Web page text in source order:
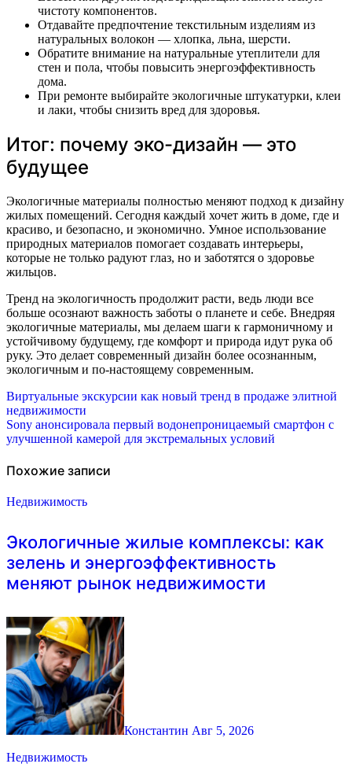
чистоту компонентов.
Отдавайте предпочтение текстильным изделиям из
натуральных волокон — хлопка, льна, шерсти.
Обратите внимание на натуральные утеплители для
стен и пола, чтобы повысить энергоэффективность
дома.
При ремонте выбирайте экологичные штукатурки, клеи
и лаки, чтобы снизить вред для здоровья.
Итог: почему эко-дизайн — это
будущее
Экологичные материалы полностью меняют подход к дизайну
жилых помещений. Сегодня каждый хочет жить в доме, где и
красиво, и безопасно, и экономично. Умное использование
природных материалов помогает создавать интерьеры,
которые не только радуют глаз, но и заботятся о здоровье
жильцов.
Тренд на экологичность продолжит расти, ведь люди все
больше осознают важность заботы о планете и себе. Внедряя
экологичные материалы, мы делаем шаги к гармоничному и
устойчивому будущему, где комфорт и природа идут рука об
руку. Это делает современный дизайн более осознанным,
экологичным и по-настоящему современным.
Навигация
по
записям
Виртуальные экскурсии как новый тренд в продаже элитной
недвижимости
Sony анонсировала первый водонепроницаемый смартфон с
улучшенной камерой для экстремальных условий
Похожие записи
Недвижимость
Экологичные жилые комплексы: как
зелень и энергоэффективность
меняют рынок недвижимости
Константин Авг 5, 2026
Недвижимость